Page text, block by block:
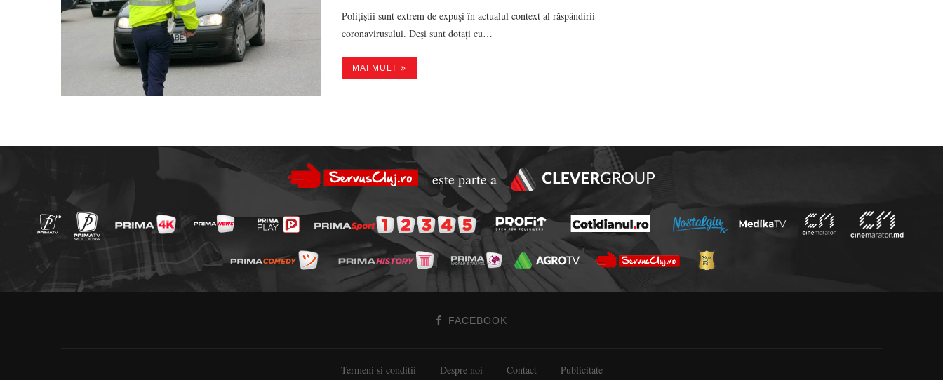
Polițiștii sunt extrem de expuşi în actualul context al răspândirii
coronavirusului. Deși sunt dotați cu…
MAI MULT
este parte a
FACEBOOK
Termeni si conditii Despre noi Contact Publicitate